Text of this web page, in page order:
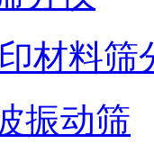
材料筛
振动筛